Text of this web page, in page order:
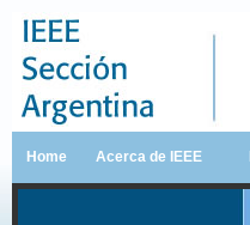
Home Acerca de IEEE